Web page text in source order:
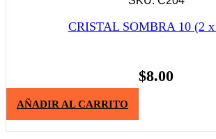
CRISTAL SOMBRA 10 (2
$8.00
AÑADIR AL CARRITO